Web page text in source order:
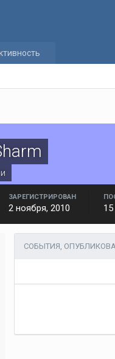
ЗАРЕГИСТРИРОВАН
2 ноября, 2010
СОБЫТИЯ,